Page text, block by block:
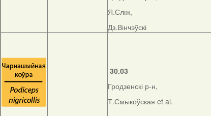
Я.Сліж,
Дз.Вінчэўскі
30.03
Гродзенскі р-н,
Т.Смыкоўская et al.